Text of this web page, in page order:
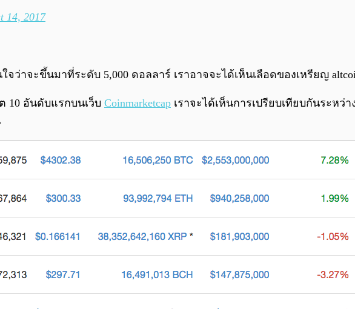
14, 2017
ว่าจะขึ้นมาที่ระดับ 5,000 ดอลลาร์ เราอาจจะได้เห็นเลือดของเหรียญ
10 อันดับแรกบนเว็บ Coinmarketcap เราจะได้เห็นการเปรียบเทียบกันระห